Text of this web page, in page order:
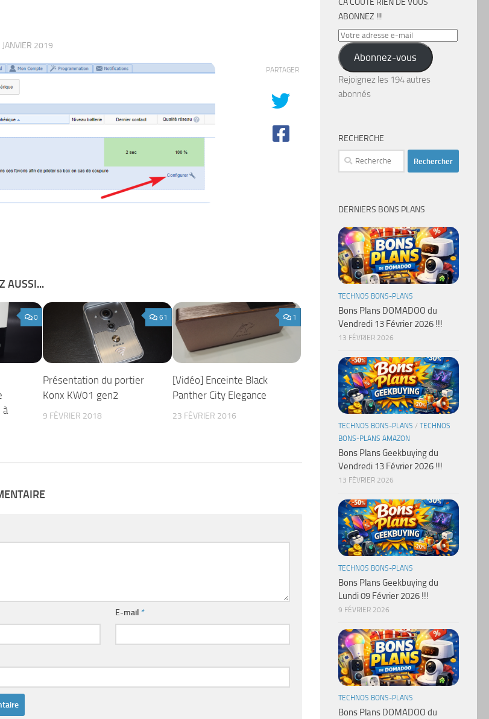
JANVIER 2019
PARTAGER
AUSSI...
0
à
61
Présentation du portier
Konx KW01 gen2
9 FÉVRIER 2018
1
[Vidéo] Enceinte Black
Panther City Elegance
23 FÉVRIER 2016
E-mail*
CA COÛTE RIEN DE VOUS
ABONNEZ !!!
Votre
adresse
e-
mail
Abonnez-vous
Rejoignez les 194 autres
abonnés
RECHERCHE
Rechercher :
DERNIERS BONS PLANS
TECHNOS BONS-PLANS
Bons Plans DOMADOO du
Vendredi 13 Février 2026 !!!
13 FÉVRIER 2026
TECHNOS BONS-PLANS / TECHNOS
BONS-PLANS AMAZON
Bons Plans Geekbuying du
Vendredi 13 Février 2026 !!!
13 FÉVRIER 2026
TECHNOS BONS-PLANS
Bons Plans Geekbuying du
Lundi 09 Février 2026 !!!
9 FÉVRIER 2026
TECHNOS BONS-PLANS
Bons Plans DOMADOO du